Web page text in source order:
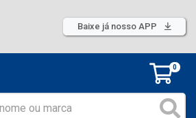
Baixe já nosso APP
0